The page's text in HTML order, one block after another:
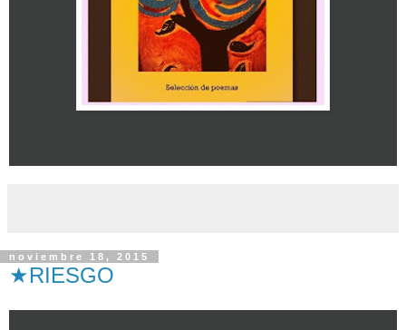
noviembre 18, 2015
★RIESGO